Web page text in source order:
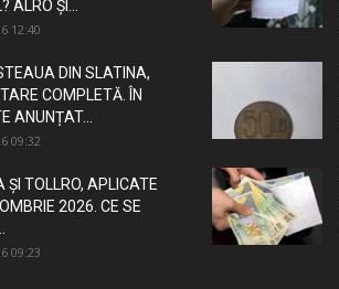
ALRO ȘI...
12:40
DIN SLATINA,
COMPLETĂ. ÎN
ANUNȚAT...
09:32
ȘI TOLLRO, APLICATE
2026. CE SE
09:23